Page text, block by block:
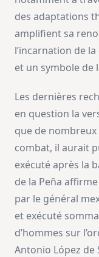
des adaptations
amplifient sa
l’incarnation de
et un symbole de
Les dernières
en question la
que de
combat, il aurait
exécuté après la
de la Peña
par le général
et exécuté
d’hommes sur
Antonio López de